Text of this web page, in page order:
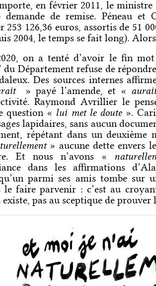
en février 2011, le
demande de remise. Péneau et
253 126,36 euros, assortis de 51
2004, le temps se fait long).
on a tenté d’avoir le fin
du Département refuse de
Des sources internes
» payé l’amende, et « aurait
Raymond Avrillier le
question « lui met le doute».
lapidaires, sans aucun
répétant dans un deuxième
» aucune dette envers
Et nous n’avons «
dans les affirmations
parmi ses amis tombe sur
le faire parvenir : c’est au
existe, pas au sceptique de prouver